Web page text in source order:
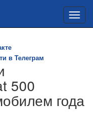
500
года